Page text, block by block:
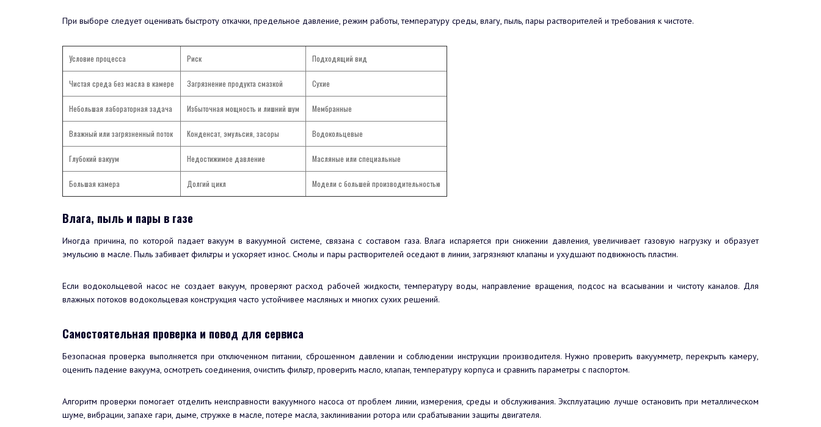
При выборе следует оценивать быстроту откачки, предельное давление, режим работы, температуру среды, влагу, пыль, пары растворителей и требования к чистоте.
Условие процесса Риск Подходящий вид
Чистая среда без масла в камере Загрязнение продукта смазкой Сухие
Небольшая лабораторная задача Избыточная мощность и лишний шум Мембранные
Влажный или загрязненный поток Конденсат, эмульсия, засоры Водокольцевые
Глубокий вакуум Недостижимое давление Масляные или специальные
Большая камера Долгий цикл Модели с большей производительностью
Влага, пыль и пары в газе
Иногда причина, по которой падает вакуум в вакуумной системе, связана с составом газа. Влага испаряется при снижении давления, увеличивает газовую нагрузку и образует
эмульсию в масле. Пыль забивает фильтры и ускоряет износ. Смолы и пары растворителей оседают в линии, загрязняют клапаны и ухудшают подвижность пластин.
Если водокольцевой насос не создает вакуум, проверяют расход рабочей жидкости, температуру воды, направление вращения, подсос на всасывании и чистоту каналов. Для
влажных потоков водокольцевая конструкция часто устойчивее масляных и многих сухих решений.
Самостоятельная проверка и повод для сервиса
Безопасная проверка выполняется при отключенном питании, сброшенном давлении и соблюдении инструкции производителя. Нужно проверить вакуумметр, перекрыть камеру,
оценить падение вакуума, осмотреть соединения, очистить фильтр, проверить масло, клапан, температуру корпуса и сравнить параметры с паспортом.
Алгоритм проверки помогает отделить неисправности вакуумного насоса от проблем линии, измерения, среды и обслуживания. Эксплуатацию лучше остановить при металлическом
шуме, вибрации, запахе гари, дыме, стружке в масле, потере масла, заклинивании ротора или срабатывании защиты двигателя.